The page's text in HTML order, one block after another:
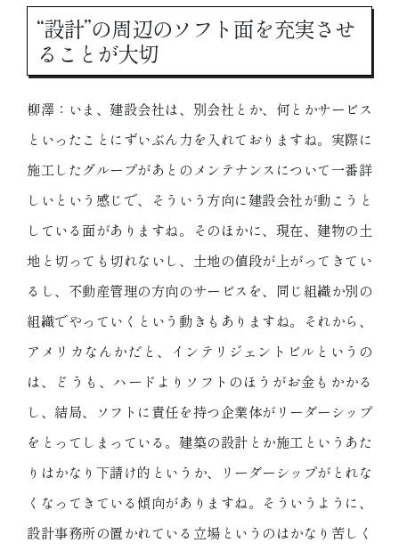
“設計”の周辺のソフト面を充実させ
ることが大切
柳澤：いま、建設会社は、別会社とか、何とかサービス
といったことにずいぶん力を入れておりますね。実際に
施工したグループがあとのメンテナンスについて一番詳
しいという感じで、そういう方向に建設会社が動こうと
している面がありますね。そのほかに、現在、建物の土
地と切っても切れないし、土地の値段が上がってきてい
るし、不動産管理の方向のサービスを、同じ組織か別の
組織でやっていくという動きもありますね。それから、
アメリカなんかだと、インテリジェントビルというの
は、どうも、ハードよりソフトのほうがお金もかかる
し、結局、ソフトに責任を持つ企業体がリーダーシップ
をとってしまっている。建築の設計とか施工というあた
りはかなり下請け的というか、リーダーシップがとれな
くなってきている傾向がありますね。そういうように、
設計事務所の置かれている立場というのはかなり苦しく